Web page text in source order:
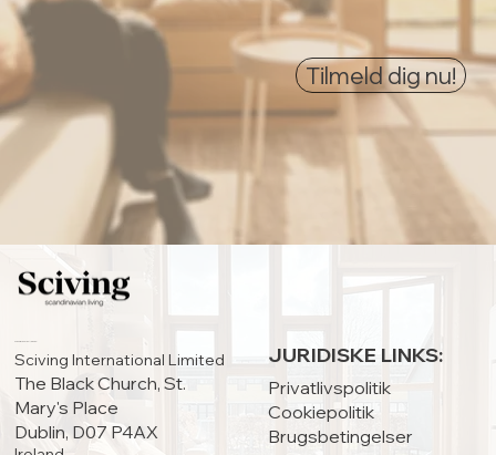
Tilmeld dig nu!
HOVEDKONTOR:
Sciving International Limited
The Black Church, St.
Mary's Place
Dublin, D07 P4AX
JURIDISKE LINKS:
Privatlivspolitik
Cookiepolitik
Brugsbetingelser